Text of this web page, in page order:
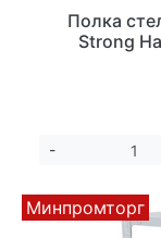
Полка
Strong
-
Минпромторг